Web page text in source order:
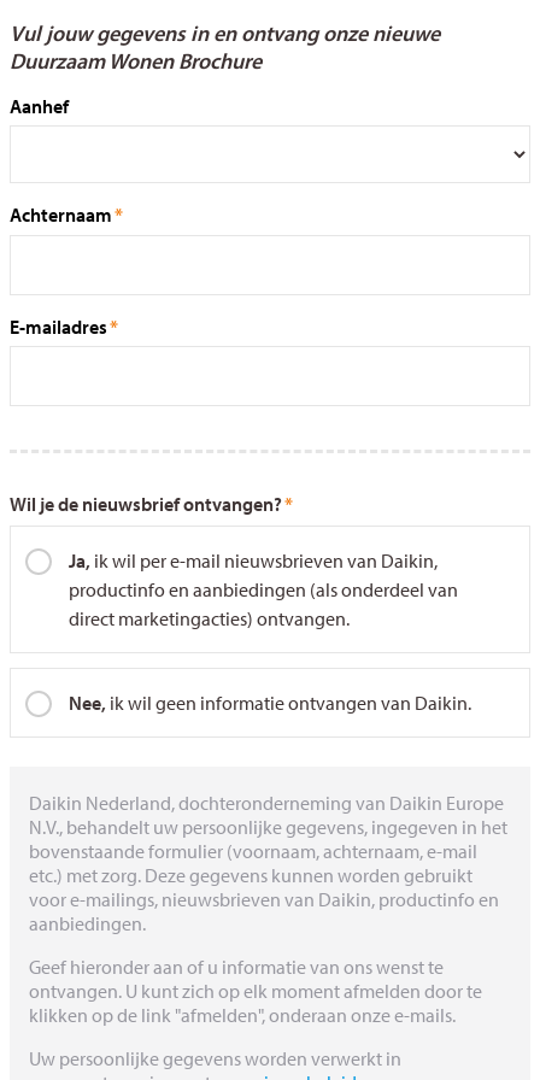
Vul jouw gegevens in en ontvang onze nieuwe
Duurzaam Wonen Brochure
Aanhef
Achternaam
E-mailadres
Wil je de nieuwsbrief ontvangen?*
Ja, ik wil per e-mail nieuwsbrieven van Daikin,
productinfo en aanbiedingen (als onderdeel van
direct marketingacties) ontvangen.
Nee, ik wil geen informatie ontvangen van Daikin.
Daikin Nederland, dochteronderneming van Daikin Europe
N.V., behandelt uw persoonlijke gegevens, ingegeven in het
bovenstaande formulier (voornaam, achternaam, e-mail
etc.) met zorg. Deze gegevens kunnen worden gebruikt
voor e-mailings, nieuwsbrieven van Daikin, productinfo en
aanbiedingen.
Geef hieronder aan of u informatie van ons wenst te
ontvangen. U kunt zich op elk moment afmelden door te
klikken op de link "afmelden", onderaan onze e-mails.
Uw persoonlijke gegevens worden verwerkt in